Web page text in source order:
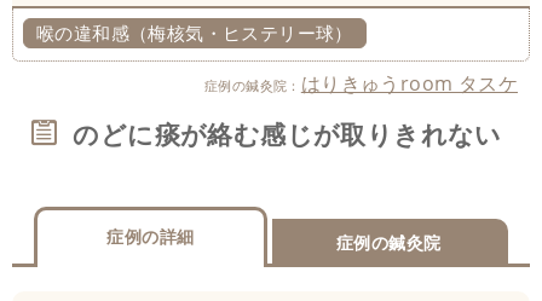
喉の違和感（梅核気・ヒステリー球）
症例の鍼灸院： はりきゅうroom タスケ
のどに痰が絡む感じが取りきれない
症例の詳細 症例の鍼灸院